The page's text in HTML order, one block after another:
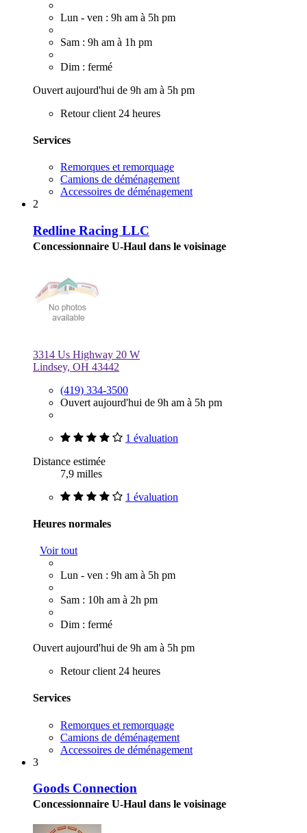
Lun - ven : 9h am à 5h pm
Sam : 9h am à 1h pm
Dim : fermé
Ouvert aujourd'hui de 9h am à 5h pm
Retour client 24 heures
Services
Remorques et remorquage
Camions de déménagement
Accessoires de déménagement
2
Redline Racing LLC
Concessionnaire U-Haul dans le voisinage
3314 Us Highway 20 W
Lindsey, OH 43442
(419) 334-3500
Ouvert aujourd'hui de 9h am à 5h pm
1 évaluation
Distance estimée
7,9 milles
1 évaluation
Heures normales
Voir tout
Lun - ven : 9h am à 5h pm
Sam : 10h am à 2h pm
Dim : fermé
Ouvert aujourd'hui de 9h am à 5h pm
Retour client 24 heures
Services
Remorques et remorquage
Camions de déménagement
Accessoires de déménagement
3
Goods Connection
Concessionnaire U-Haul dans le voisinage